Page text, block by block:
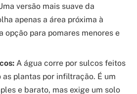
versão mais suave da
apenas a área próxima à
opção para pomares menores e
A água corre por sulcos feitos
as plantas por infiltração. É um
e barato, mas exige um solo